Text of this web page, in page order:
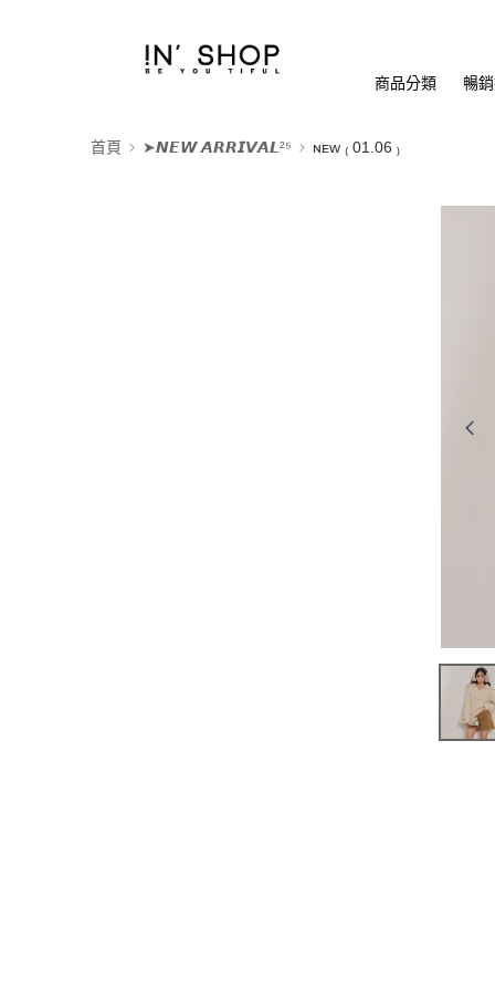
商品分類 暢
首頁 ➤𝙉𝙀𝙒 𝘼𝙍𝙍𝙄𝙑𝘼𝙇²⁵ ɴᴇᴡ ₍ 01.06 ₎